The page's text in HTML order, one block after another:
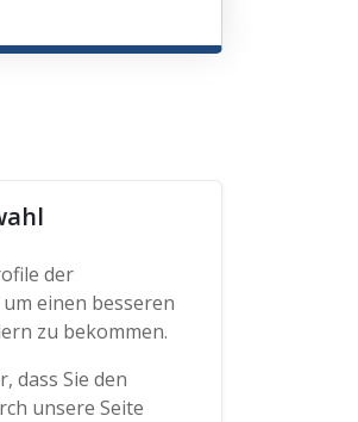
der
einen besseren
zu bekommen.
dass Sie den
unsere Seite